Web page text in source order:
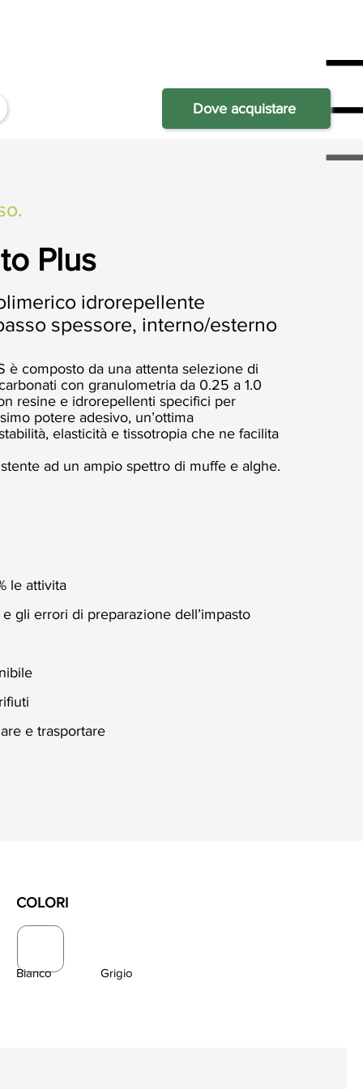
Dove acquistare
Plus
idrorepellente
spessore, interno/esterno
è composto da una attenta selezione di
con granulometria da 0.25 a 1.0
resine e idrorepellenti specifici per
potere adesivo, un’ottima
elasticità e tissotropia che ne facilita
ad un ampio spettro di muffe e alghe.
le attivita
gli errori di preparazione dell’impasto
e trasportare
COLORI
Bianco Grigio